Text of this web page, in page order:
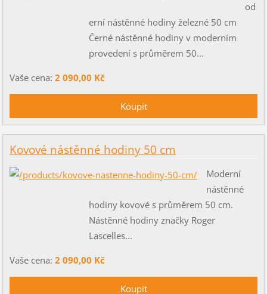
od
erní nástěnné hodiny železné 50 cm
Černé nástěnné hodiny v moderním
provedení s průměrem 50...
Vaše cena: 2 090,00 Kč
Kovové nástěnné hodiny 50 cm
Moderní
nástěnné
hodiny kovové s průměrem 50 cm.
Nástěnné hodiny značky Roger
Lascelles...
Vaše cena: 2 090,00 Kč